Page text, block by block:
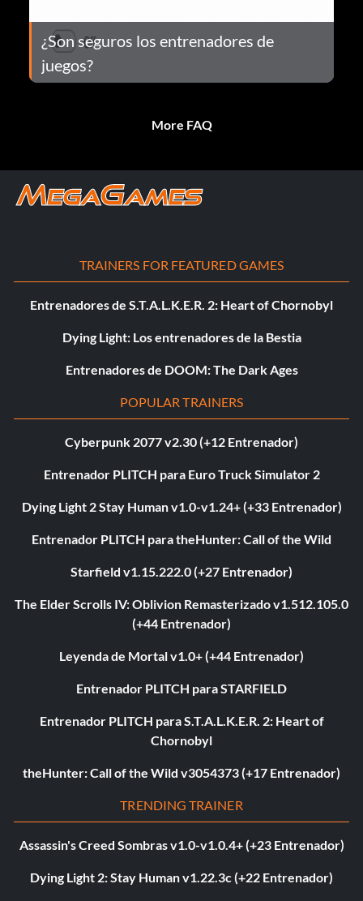
¿Son seguros los entrenadores de
juegos?
More FAQ
TRAINERS FOR FEATURED GAMES
Entrenadores de S.T.A.L.K.E.R. 2: Heart of Chornobyl
Dying Light: Los entrenadores de la Bestia
Entrenadores de DOOM: The Dark Ages
POPULAR TRAINERS
Cyberpunk 2077 v2.30 (+12 Entrenador)
Entrenador PLITCH para Euro Truck Simulator 2
Dying Light 2 Stay Human v1.0-v1.24+ (+33 Entrenador)
Entrenador PLITCH para theHunter: Call of the Wild
Starfield v1.15.222.0 (+27 Entrenador)
The Elder Scrolls IV: Oblivion Remasterizado v1.512.105.0
(+44 Entrenador)
Leyenda de Mortal v1.0+ (+44 Entrenador)
Entrenador PLITCH para STARFIELD
Entrenador PLITCH para S.T.A.L.K.E.R. 2: Heart of
Chornobyl
theHunter: Call of the Wild v3054373 (+17 Entrenador)
TRENDING TRAINER
Assassin's Creed Sombras v1.0-v1.0.4+ (+23 Entrenador)
Dying Light 2: Stay Human v1.22.3c (+22 Entrenador)